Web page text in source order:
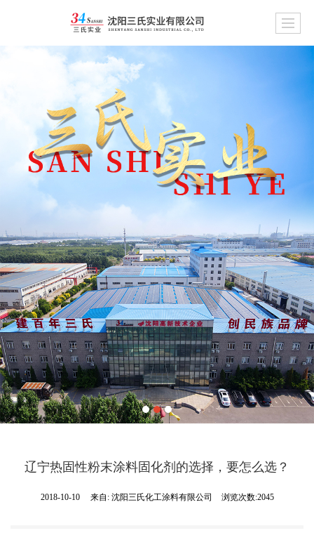
辽宁热固性粉末涂料固化剂的选择，要怎么选？
2018-10-10 来自: 沈阳三氏化工涂料有限公司 浏览次数:2045